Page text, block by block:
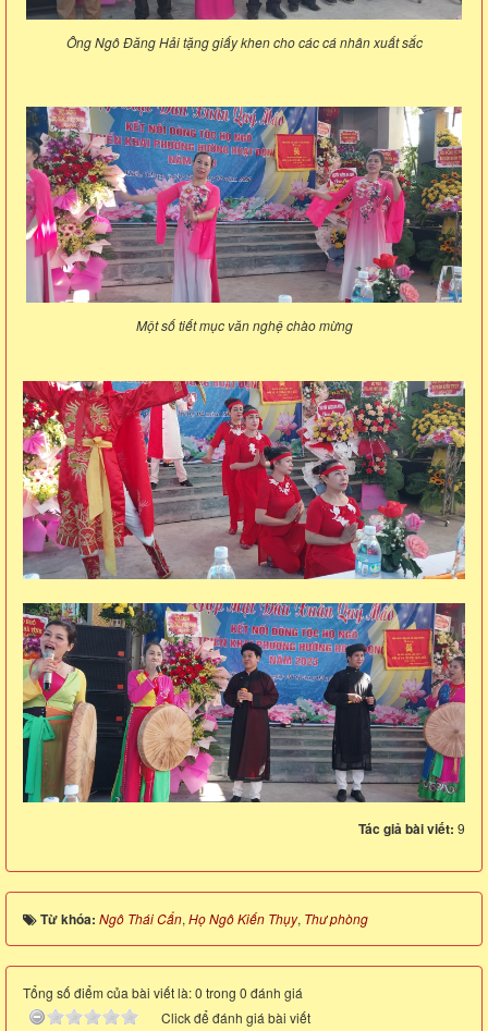
Ông Ngô Đăng Hải tặng giấy khen cho các cá nhân xuất sắc
Một số tiết mục văn nghệ chào mừng
Tác giả bài viết: 9
Từ khóa: Ngô Thái Cẩn, Họ Ngô Kiến Thụy, Thư phòng
Tổng số điểm của bài viết là: 0 trong 0 đánh giá
Click để đánh giá bài viết